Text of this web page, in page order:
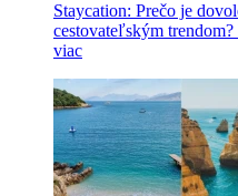
Staycation: Prečo je
cestovateľským
viac